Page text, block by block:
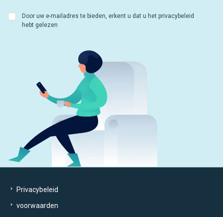
Door uw e-mailadres te bieden, erkent u dat u het privacybeleid
hebt gelezen
Privacybeleid
voorwaarden